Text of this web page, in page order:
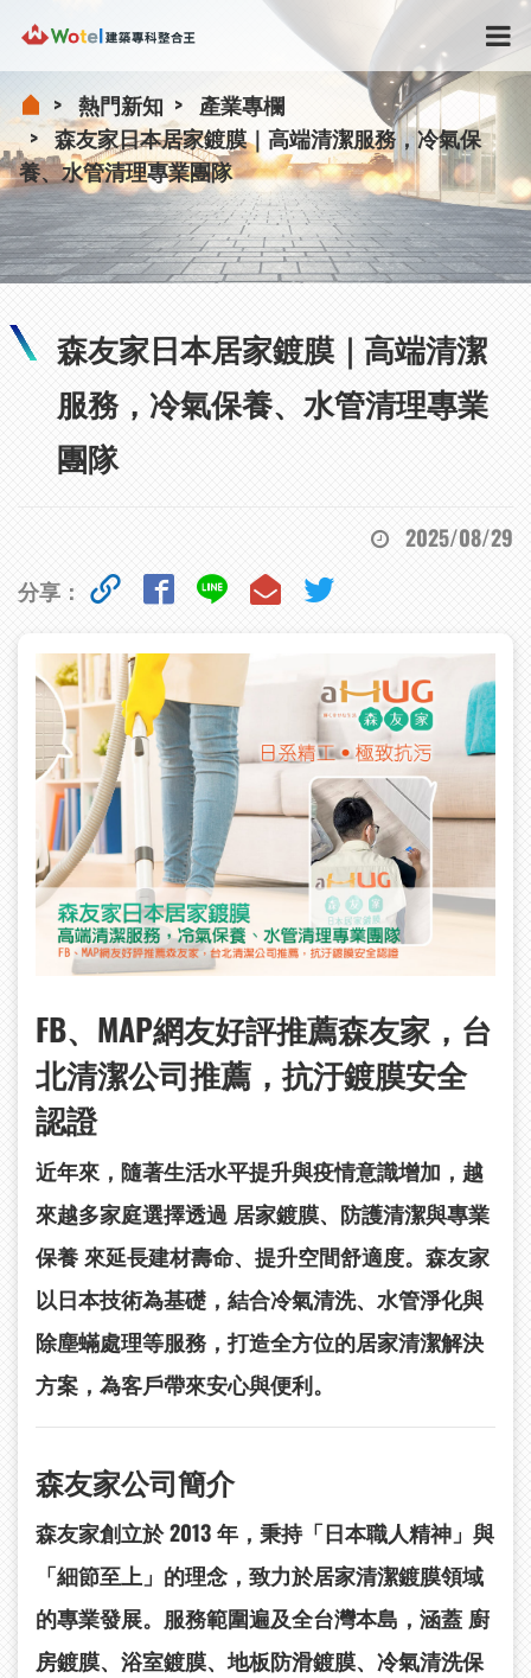
熱門新知
產業專欄
森友家日本居家鍍膜｜高端清潔服務，冷氣保
養、水管清理專業團隊
森友家日本居家鍍膜｜高端清潔
服務，冷氣保養、水管清理專業
團隊
分享：
2025/08/29
FB、MAP網友好評推薦森友家，台
北清潔公司推薦，抗汙鍍膜安全
認證
近年來，隨著生活水平提升與疫情意識增加，越
來越多家庭選擇透過 居家鍍膜、防護清潔與專業
保養來延長建材壽命、提升空間舒適度。森友家
以日本技術為基礎，結合冷氣清洗、水管淨化與
除塵蟎處理等服務，打造全方位的居家清潔解決
方案，為客戶帶來安心與便利。
森友家公司簡介
森友家創立於 2013 年，秉持「日本職人精神」與
「細節至上」的理念，致力於居家清潔鍍膜領域
的專業發展。服務範圍遍及全台灣本島，涵蓋 廚
房鍍膜、浴室鍍膜、地板防滑鍍膜、冷氣清洗保